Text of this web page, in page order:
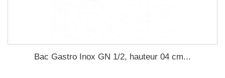
Bac Gastro Inox GN 1/2, hauteur 04 cm...